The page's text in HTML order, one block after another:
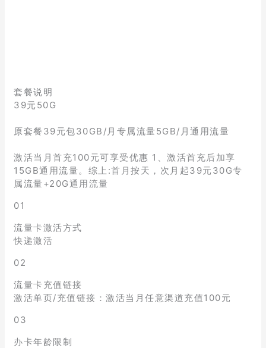
套餐说明
39元50G
原套餐39元包30GB/月专属流量5GB/月通用流量
激活当月首充100元可享受优惠 1、激活首充后加享
15GB通用流量。综上:首月按天，次月起39元30G专
属流量+20G通用流量
01
流量卡激活方式
快递激活
02
流量卡充值链接
激活单页/充值链接：激活当月任意渠道充值100元
03
办卡年龄限制